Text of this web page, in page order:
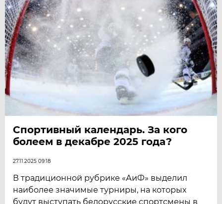
Спортивный календарь. За кого
болеем в декабре 2025 года?
27.11.2025 09:18
В традиционной рубрике «АиФ» выделил
наиболее значимые турниры, на которых
будут выступать белорусские спортсмены в